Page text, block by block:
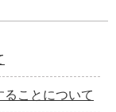
ことについて